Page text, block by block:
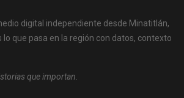
digital independiente desde Minatitlán,
que pasa en la región con datos, contexto
que importan.